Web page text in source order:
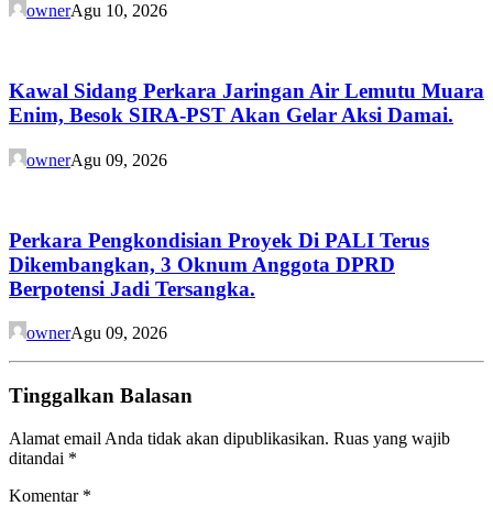
ownerAgu 10, 2026
Kawal Sidang Perkara Jaringan Air Lemutu Muara
Enim, Besok SIRA-PST Akan Gelar Aksi Damai.
ownerAgu 09, 2026
Perkara Pengkondisian Proyek Di PALI Terus
Dikembangkan, 3 Oknum Anggota DPRD
Berpotensi Jadi Tersangka.
ownerAgu 09, 2026
Tinggalkan Balasan
Alamat email Anda tidak akan dipublikasikan. Ruas yang wajib
ditandai *
Komentar *